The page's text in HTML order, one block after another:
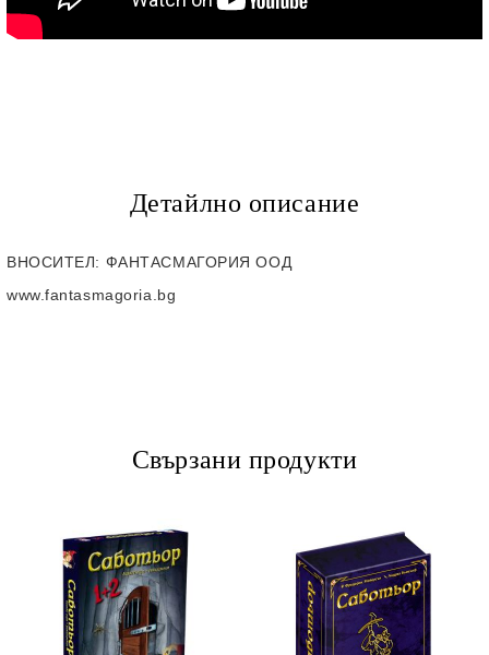
Детайлно описание
ВНОСИТЕЛ: ФАНТАСМАГОРИЯ ООД
www.fantasmagoria.bg
Свързани продукти